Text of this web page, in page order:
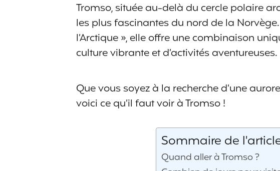
Tromso, située au-delà du cercle polaire
les plus fascinantes du nord de la
l’Arctique », elle offre une combinaison
culture vibrante et d’activités aventureuses.
Que vous soyez à la recherche d’une
voici ce qu’il faut voir à Tromso !
Sommaire de
Quand aller à Tromso ?